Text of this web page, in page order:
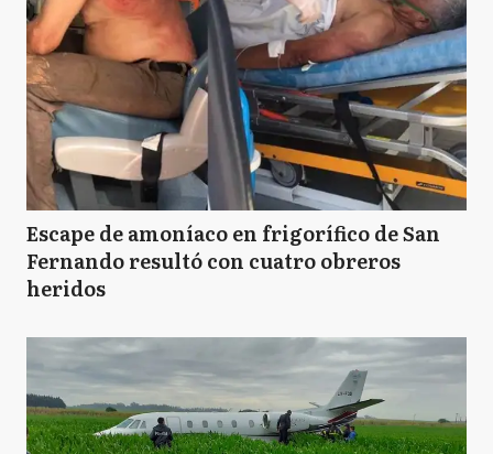
Escape de amoníaco en frigorífico de San
Fernando resultó con cuatro obreros
heridos